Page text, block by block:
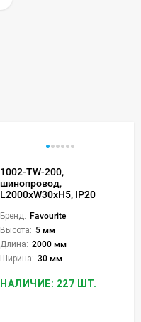
1002-TW-200,
шинопровод,
L2000xW30xH5, IP20
Бренд: Favourite
Высота: 5 мм
Длина: 2000 мм
Ширина: 30 мм
НАЛИЧИЕ: 227 ШТ.